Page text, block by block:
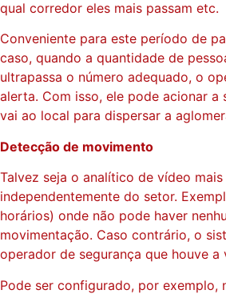
qual corredor eles mais passam etc.
Conveniente para este período de
caso, quando a quantidade de
ultrapassa o número adequado, o
alerta. Com isso, ele pode acionar a
vai ao local para dispersar a
Detecção de movimento
Talvez seja o analítico de vídeo mais
independentemente do setor.
horários) onde não pode haver
movimentação. Caso contrário, o
operador de segurança que houve a
Pode ser configurado, por exemplo,